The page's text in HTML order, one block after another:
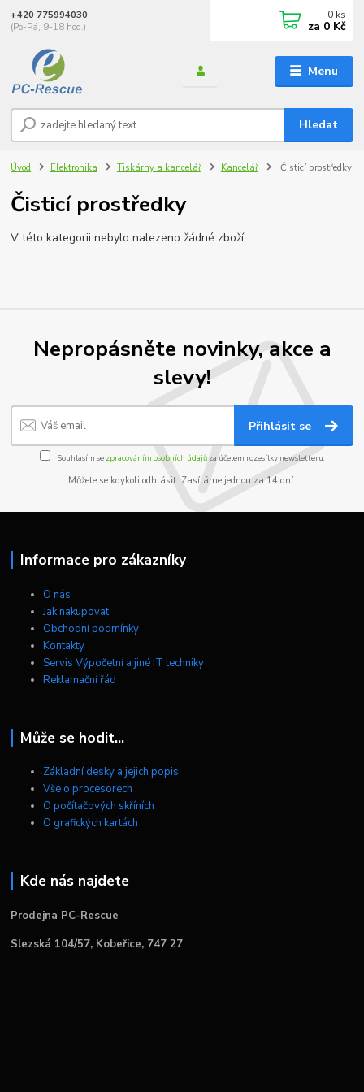
Menu
Hledat
+420 775994030
(Po-Pá, 9-18 hod.)
0 ks
za 0 Kč
Úvod Elektronika Tiskárny a kancelář Kancelář Čisticí prostředky
Čisticí prostředky
V této kategorii nebylo nalezeno žádné zboží.
Nepropásněte novinky, akce a
slevy!
Přihlásit se
Souhlasím se zpracováním osobních údajůza účelem rozesílky newsletteru.
Můžete se kdykoli odhlásit. Zasíláme jednou za 14 dní.
Informace pro zákazníky
O nás
Jak nakupovat
Obchodní podmínky
Kontakty
Servis Výpočetní a jiné IT techniky
Reklamační řád
Může se hodit...
Základní desky a jejich popis
Vše o procesorech
O počítačových skříních
O grafických kartách
Kde nás najdete
Prodejna PC-Rescue
Slezská 104/57, Kobeřice, 747 27